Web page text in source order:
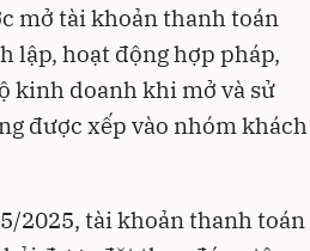
mở tài khoản thanh toán
lập, hoạt động hợp pháp,
kinh doanh khi mở và sử
được xếp vào nhóm khách
2025, tài khoản thanh toán